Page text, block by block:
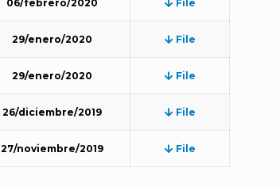
06/febrero/2020 File
29/enero/2020 File
29/enero/2020 File
26/diciembre/2019 File
27/noviembre/2019 File